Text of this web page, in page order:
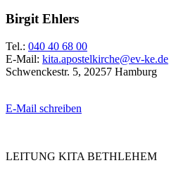
Birgit Ehlers
Tel.: 040 40 68 00
E-Mail: kita.apostelkirche@ev-ke.de
Schwenckestr. 5, 20257 Hamburg
E-Mail schreiben
LEITUNG KITA BETHLEHEM